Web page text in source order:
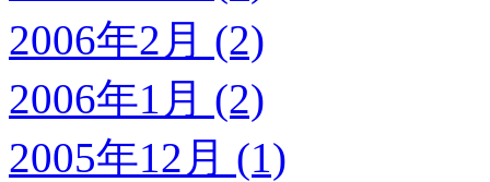
2006年2月 (2)
2006年1月 (2)
2005年12月 (1)